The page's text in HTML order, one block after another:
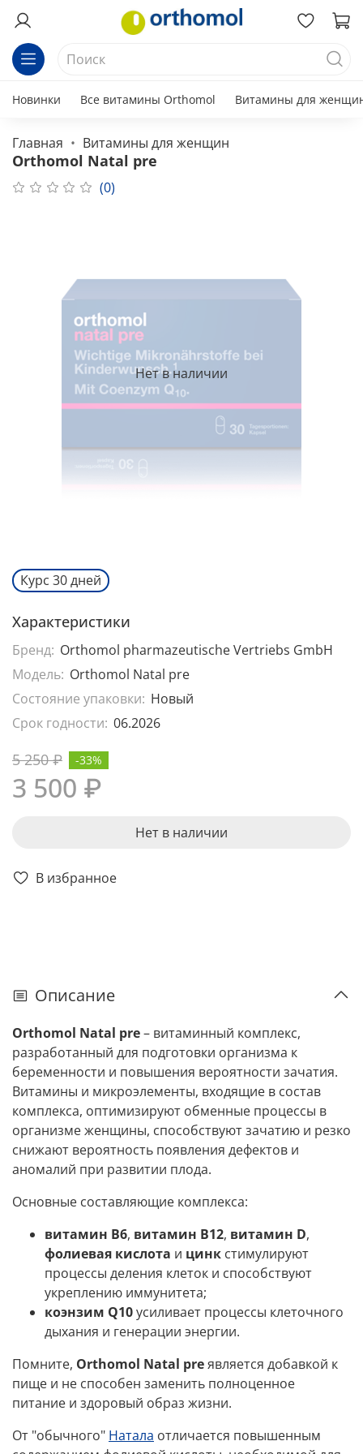
Новинки Все витамины Orthomol Витамины для
Главная Витамины для женщин
Orthomol Natal pre
(0)
В избранное
Нет в наличии
Курс 30 дней
Характеристики
Бренд: Orthomol pharmazeutische Vertriebs GmbH
Модель: Orthomol Natal pre
Состояние упаковки: Новый
Срок годности: 06.2026
5 250 ₽
3 500 ₽
-33%
Нет в наличии
Описание
Orthomol Natal pre– витаминный комплекс,
разработанный для подготовки организма к
беременности и повышения вероятности зачатия.
Витамины и микроэлементы, входящие в состав
комплекса, оптимизируют обменные процессы в
организме женщины, способствуют зачатию и резко
снижают вероятность появления дефектов и
аномалий при развитии плода.
Основные составляющие комплекса:
витамин B6, витамин B12, витамин D,
фолиевая кислота и цинк стимулируют
процессы деления клеток и способствуют
укреплению иммунитета;
коэнзим Q10усиливает процессы клеточного
дыхания и генерации энергии.
Помните, Orthomol Natal preявляется добавкой к
пище и не способен заменить полноценное
питание и здоровый образ жизни.
От "обычного" Натала отличается повышенным